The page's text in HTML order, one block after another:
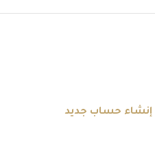
إنشاء حساب جديد